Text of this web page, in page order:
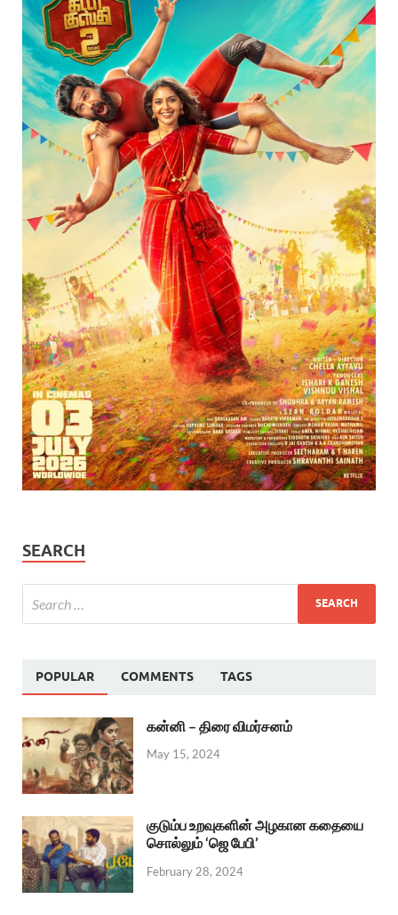
SEARCH
POPULAR COMMENTS TAGS
கன்னி – திரை விமர்சனம்
May 15, 2024
குடும்ப உறவுகளின் அழகான கதையை
சொல்லும் ‘ஜெ பேபி’
February 28, 2024